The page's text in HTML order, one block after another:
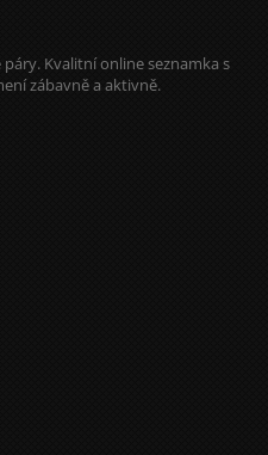
Kvalitní online seznamka s
zábavně a aktivně.